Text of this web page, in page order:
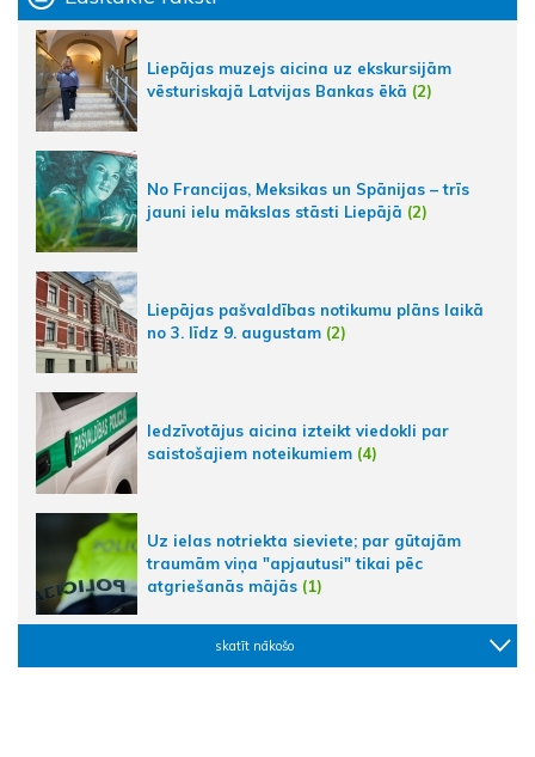
Liepājas muzejs aicina uz ekskursijām
vēsturiskajā Latvijas Bankas ēkā (2)
No Francijas, Meksikas un Spānijas – trīs
jauni ielu mākslas stāsti Liepājā (2)
Liepājas pašvaldības notikumu plāns laikā
no 3. līdz 9. augustam (2)
Iedzīvotājus aicina izteikt viedokli par
saistošajiem noteikumiem (4)
Uz ielas notriekta sieviete; par gūtajām
traumām viņa "apjautusi" tikai pēc
atgriešanās mājās (1)
skatīt nākošo